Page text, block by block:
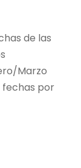
de las
Marzo
fechas por